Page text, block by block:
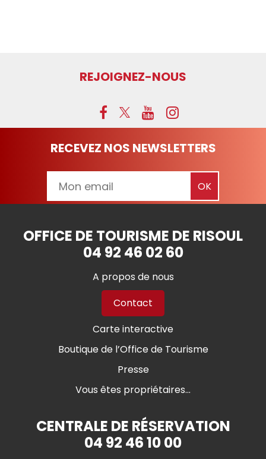
REJOIGNEZ-NOUS
RECEVEZ NOS NEWSLETTERS
OFFICE DE TOURISME DE RISOUL
04 92 46 02 60
A propos de nous
Contact
Carte interactive
Boutique de l’Office de Tourisme
Presse
Vous êtes propriétaires...
CENTRALE DE RÉSERVATION
04 92 46 10 00